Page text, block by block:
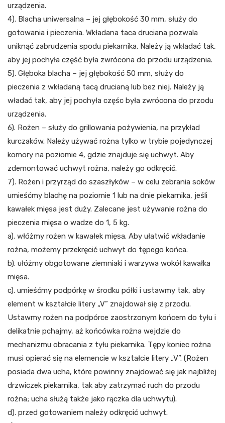
urządzenia.
4). Blacha uniwersalna – jej głębokość 30 mm, służy do
gotowania i pieczenia. Wkładana taca druciana pozwala
uniknąć zabrudzenia spodu piekarnika. Należy ją wkładać tak,
aby jej pochyła część była zwrócona do przodu urządzenia.
5). Głęboka blacha – jej głębokość 50 mm, służy do
pieczenia z wkładaną tacą drucianą lub bez niej. Należy ją
władać tak, aby jej pochyła częśc była zwrócona do przodu
urządzenia.
6). Rożen – służy do grillowania pożywienia, na przykład
kurczaków. Należy używać rożna tylko w trybie pojedynczej
komory na poziomie 4, gdzie znajduje się uchwyt. Aby
zdemontować uchwyt rożna, należy go odkręcić.
7). Rożen i przyrząd do szaszłyków – w celu zebrania soków
umieśćmy blachę na poziomie 1 lub na dnie piekarnika, jeśli
kawałek mięsa jest duży. Zalecane jest używanie rożna do
pieczenia mięsa o wadze do 1, 5 kg.
a). włóżmy rożen w kawałek mięsa. Aby ułatwić wkładanie
rożna, możemy przekręcić uchwyt do tępego końca.
b). ułóżmy obgotowane ziemniaki i warzywa wokół kawałka
mięsa.
c). umieśćmy podpórkę w środku półki i ustawmy tak, aby
element w kształcie litery „V” znajdował się z przodu.
Ustawmy rożen na podpórce zaostrzonym końcem do tyłu i
delikatnie pchajmy, aż końcówka rożna wejdzie do
mechanizmu obracania z tyłu piekarnika. Tępy koniec rożna
musi opierać się na elemencie w kształcie litery „V”. (Rożen
posiada dwa ucha, które powinny znajdować się jak najbliżej
drzwiczek piekarnika, tak aby zatrzymać ruch do przodu
rożna; ucha służą także jako rączka dla uchwytu).
d). przed gotowaniem należy odkręcić uchwyt.